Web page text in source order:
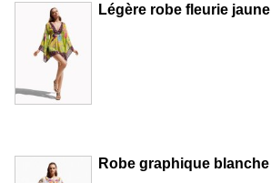
Légère robe fleurie jaune
Robe graphique blanche